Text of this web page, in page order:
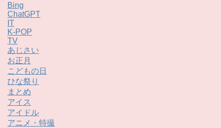
Bing
ChatGPT
IT
K-POP
TV
あじさい
お正月
こどもの日
ひな祭り
まとめ
アイス
アイドル
アニメ・特撮